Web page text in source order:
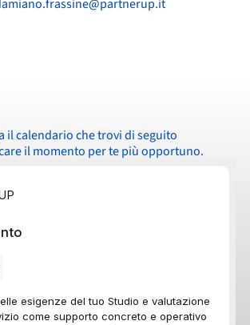
il calendario che trovi di seguito
il momento per te più opportuno.